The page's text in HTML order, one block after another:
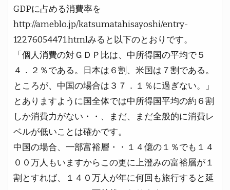
GDPに占める消費率を
http://ameblo.jp/katsumatahisayoshi/entry-
12276054471.htmlみると以下のとおりです。
「個人消費の対ＧＤＰ比は、中所得国の平均で５
４．２％である。日本は６割、米国は７割である。
ところが、中国の場合は３７．１％に過ぎない。」
とありますように国全体では中所得国平均の約６割
しか消費力がない・・、まだ、まだ全般的に消費レ
ベルが低いことは確かです。
中国の場合、一部富裕層・・１４億の１％でも１４
００万人もいますからこの更に上澄みの富裕層が１
割とすれば、１４０万人が年に何回も旅行すると延